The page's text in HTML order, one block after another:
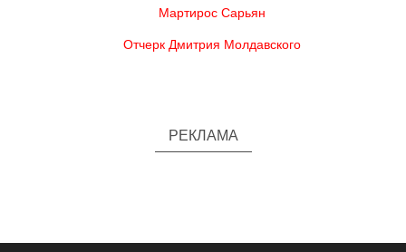
Мартирос Сарьян
Отчерк Дмитрия Молдавского
РЕКЛАМА